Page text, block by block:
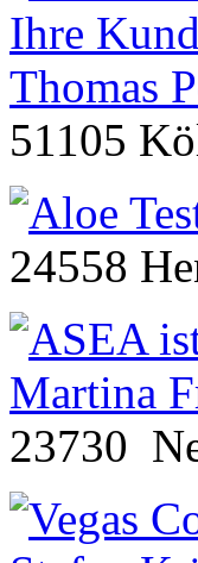
Thomas
51105
24558
Martina
23730